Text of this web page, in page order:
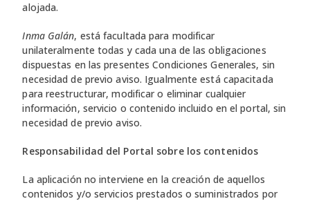
alojada.
Inma Galán, está facultada para modificar
unilateralmente todas y cada una de las obligaciones
dispuestas en las presentes Condiciones Generales, sin
necesidad de previo aviso. Igualmente está capacitada
para reestructurar, modificar o eliminar cualquier
información, servicio o contenido incluido en el portal, sin
necesidad de previo aviso.
Responsabilidad del Portal sobre los contenidos
La aplicación no interviene en la creación de aquellos
contenidos y/o servicios prestados o suministrados por